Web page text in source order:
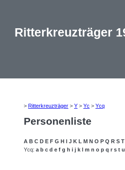
Ritterkreuzträger
> Ritterkreuzträger > Y > Yc > Ycq
Personenliste
A B C D E F G H I J K L M N O P Q R S T
Ycq: a b c d e f g h i j k l m n o p q r s t u